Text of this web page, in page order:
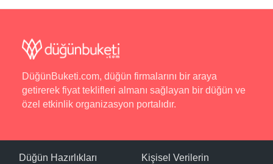
Otelde kahvaltı servisi 07.00 - 10.00 arasında ücretsiz
yanında sıcak içecekler de ücretsiz olarak sunuluyor.
Çamaşırhane, Kablosuz İnternet, Otopark,
Resepsiyon Hizmeti, Transfer Hizmeti, Ütü Hizmeti.
Fitness Merkezi, Jakuzi, Kapalı Havuz, Sauna.
DüğünBuketi.com, düğün firmalarını bir araya
getirerek fiyat teklifleri almanı sağlayan bir düğün ve
özel etkinlik organizasyon portalıdır.
Düğün Hazırlıkları
Kişisel Verilerin